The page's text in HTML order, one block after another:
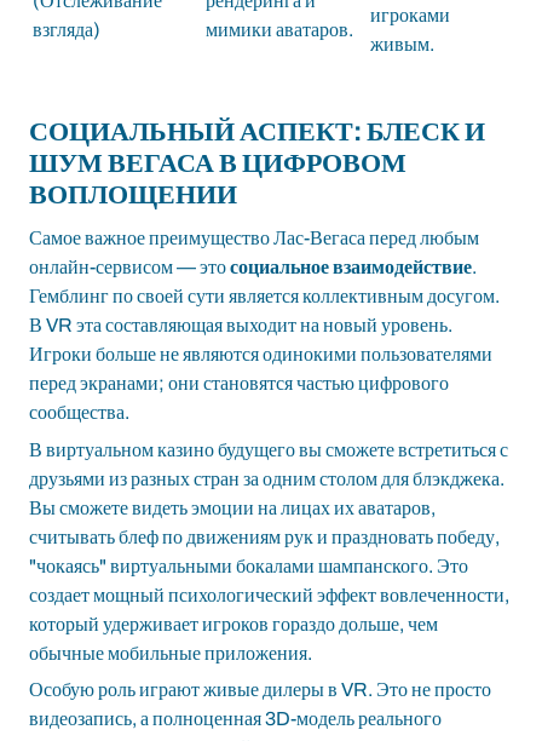
взгляда)
мимики аватаров.
игроками
живым.
СОЦИАЛЬНЫЙ АСПЕКТ: БЛЕСК И
ШУМ ВЕГАСА В ЦИФРОВОМ
ВОПЛОЩЕНИИ
Самое важное преимущество Лас-Вегаса перед любым
онлайн-сервисом — этосоциальное взаимодействие.
Гемблинг по своей сути является коллективным досугом.
В VR эта составляющая выходит на новый уровень.
Игроки больше не являются одинокими пользователями
перед экранами; они становятся частью цифрового
сообщества.
В виртуальном казино будущего вы сможете встретиться с
друзьями из разных стран за одним столом для блэкджека.
Вы сможете видеть эмоции на лицах их аватаров,
считывать блеф по движениям рук и праздновать победу,
"чокаясь" виртуальными бокалами шампанского. Это
создает мощный психологический эффект вовлеченности,
который удерживает игроков гораздо дольше, чем
обычные мобильные приложения.
Особую роль играют живые дилеры в VR. Это не просто
видеозапись, а полноценная 3D-модель реального